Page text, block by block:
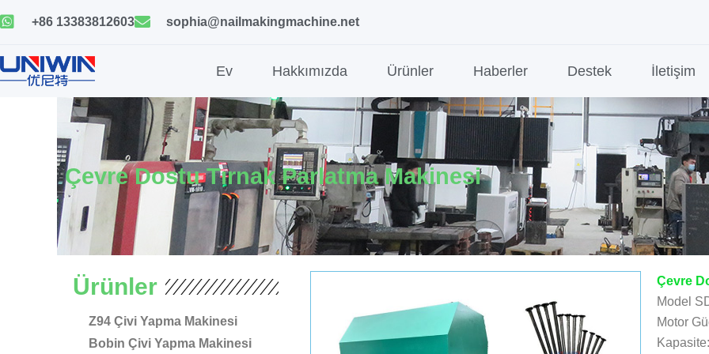
geç
+86 13383812603 sophia@nailmakingmachine.net
Ev Hakkımızda Ürünler Haberler Destek İletişim
Çevre Dostu Tırnak Parlatma Makinesi
Ürünler
Z94 Çivi Yapma Makinesi
Bobin Çivi Yapma Makinesi
Çevre
Model
Motor